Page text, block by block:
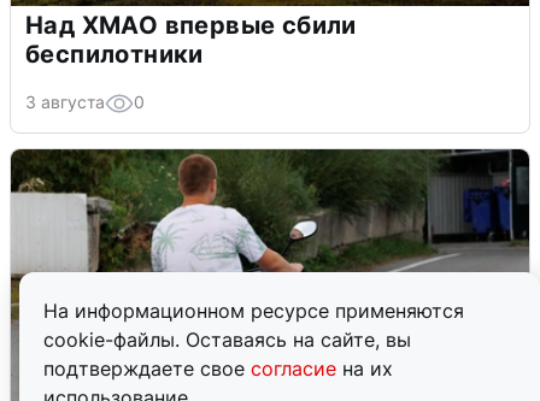
На информационном ресурсе применяются
cookie-файлы. Оставаясь на сайте, вы
подтверждаете свое согласие на их
Над ХМАО впервые сбили
беспилотники
3 августа 0